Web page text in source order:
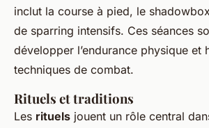
inclut la course à pied, le
de sparring intensifs. Ces séances
développer l’endurance physique et
techniques de combat.
Rituels et traditions
Les rituels jouent un rôle central